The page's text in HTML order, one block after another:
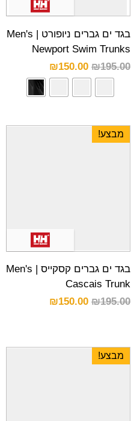
בגד ים גברים ניופורט | Men's
Newport Swim Trunks
₪195.00
₪150.00
מבצע!
בגד ים גברים קסקייס | Men's
Cascais Trunk
₪195.00
₪150.00
מבצע!